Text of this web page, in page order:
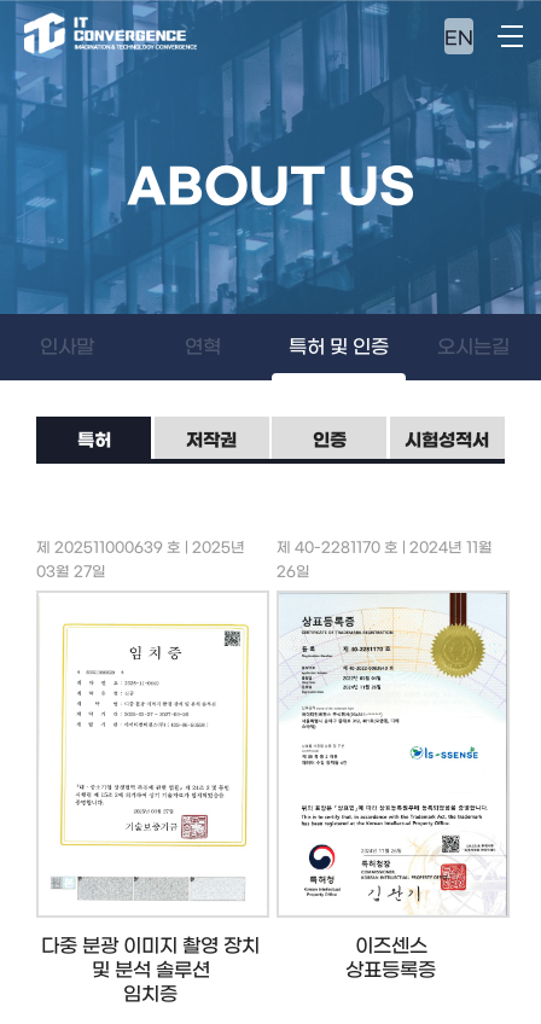
EN
ABOUT US
인사말 연혁 특허 및 인증 오시는길
특허 저작권 인증 시험성적서
제 202511000639 호 | 2025년
03월 27일
다중 분광 이미지 촬영 장치
및 분석 솔루션
임치증
제 40-2281170 호 | 2024년 11월
26일
이즈센스
상표등록증